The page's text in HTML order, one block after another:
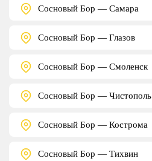
Сосновый Бор — Самара
Сосновый Бор — Глазов
Сосновый Бор — Смоленск
Сосновый Бор — Чистополь
Сосновый Бор — Кострома
Сосновый Бор — Тихвин